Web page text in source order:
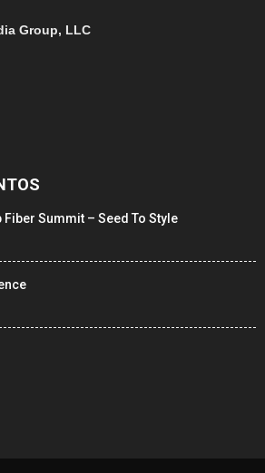
Group, LLC
Fiber Summit – Seed To Style